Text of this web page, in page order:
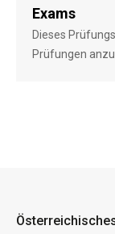
Exams
Dieses
Prüfungen